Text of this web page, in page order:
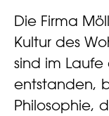
Die Firma
Kultur des
sind im Laufe
entstanden,
Philosophie,